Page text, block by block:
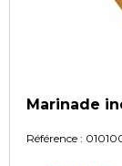
Marinade
Référence :